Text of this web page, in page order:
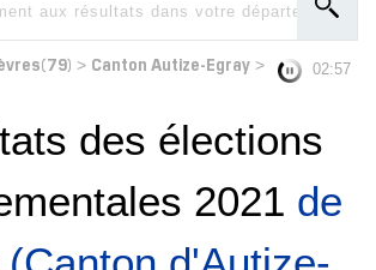
> Canton Autize-Egray > 02:56
des élections
2021 de